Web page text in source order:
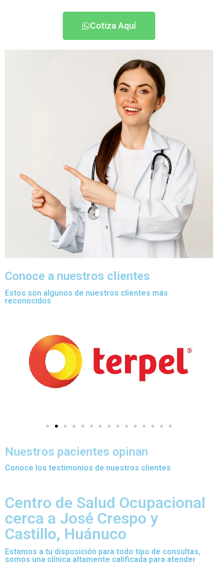
Cotiza Aquí
Conoce a nuestros clientes
Estos son algunos de nuestros clientes más
reconocidos
Nuestros pacientes opinan
Conoce los testimonios de nuestros clientes
Centro de Salud Ocupacional
cerca a José Crespo y
Castillo, Huánuco
Estamos a tu disposición para todo tipo de consultas,
somos una clínica altamente calificada para atender